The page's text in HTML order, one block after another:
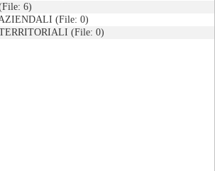
6)
(File: 0)
(File: 0)